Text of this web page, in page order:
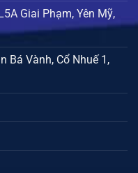
Giai Phạm, Yên Mỹ,
Bá Vành, Cổ Nhuế 1,